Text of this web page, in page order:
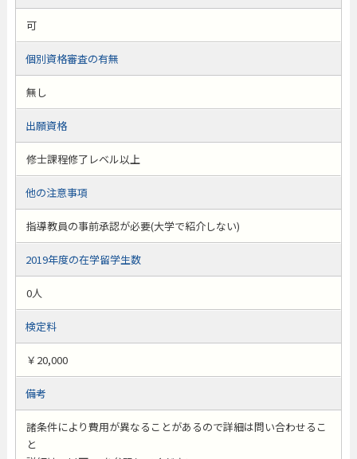
可
個別資格審査の有無
無し
出願資格
修士課程修了レベル以上
他の注意事項
指導教員の事前承認が必要(大学で紹介しない)
2019年度の在学留学生数
0人
検定料
￥20,000
備考
諸条件により費用が異なることがあるので詳細は問い合わせるこ
と